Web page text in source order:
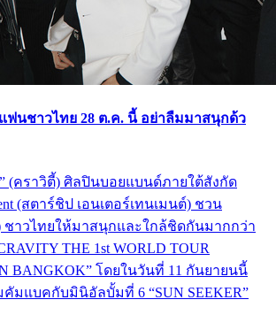
ฟนชาวไทย 28 ต.ค. นี้ อย่าลืมมาสนุกด้ว
(คราวิตี้) ศิลปินบอยแบนด์ภายใต้สังกัด
(สตาร์ชิป เอนเตอร์เทนเมนต์) ชวน
ชาวไทยให้มาสนุกและใกล้ชิดกันมากกว่า
THE 1st WORLD TOUR
BANGKOK” โดยในวันที่ 11 กันยายนนี้
คัมแบคกับมินิอัลบั้มที่ 6 “SUN SEEKER”